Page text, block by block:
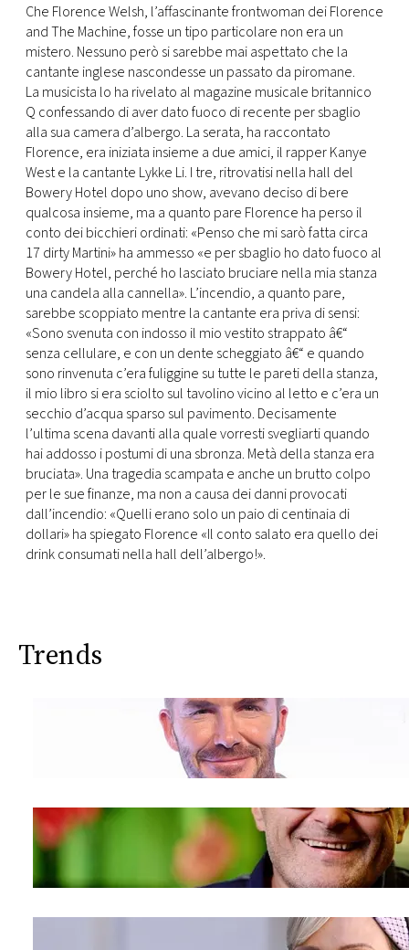
Che Florence Welsh, l’affascinante frontwoman dei Florence
and The Machine, fosse un tipo particolare non era un
mistero. Nessuno però si sarebbe mai aspettato che la
cantante inglese nascondesse un passato da piromane.
La musicista lo ha rivelato al magazine musicale britannico
Q confessando di aver dato fuoco di recente per sbaglio
alla sua camera d’albergo. La serata, ha raccontato
Florence, era iniziata insieme a due amici, il rapper Kanye
West e la cantante Lykke Li. I tre, ritrovatisi nella hall del
Bowery Hotel dopo uno show, avevano deciso di bere
qualcosa insieme, ma a quanto pare Florence ha perso il
conto dei bicchieri ordinati: «Penso che mi sarò fatta circa
17 dirty Martini» ha ammesso «e per sbaglio ho dato fuoco al
Bowery Hotel, perché ho lasciato bruciare nella mia stanza
una candela alla cannella». L’incendio, a quanto pare,
sarebbe scoppiato mentre la cantante era priva di sensi:
«Sono svenuta con indosso il mio vestito strappato â€“
senza cellulare, e con un dente scheggiato â€“ e quando
sono rinvenuta c’era fuliggine su tutte le pareti della stanza,
il mio libro si era sciolto sul tavolino vicino al letto e c’era un
secchio d’acqua sparso sul pavimento. Decisamente
l’ultima scena davanti alla quale vorresti svegliarti quando
hai addosso i postumi di una sbronza. Metà della stanza era
bruciata». Una tragedia scampata e anche un brutto colpo
per le sue finanze, ma non a causa dei danni provocati
dall’incendio: «Quelli erano solo un paio di centinaia di
dollari» ha spiegato Florence «Il conto salato era quello dei
drink consumati nella hall dell’albergo!».
Trends